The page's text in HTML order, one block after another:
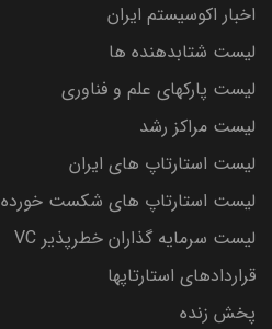
اخبار اکوسیستم ایران
لیست شتابدهنده ها
لیست پارکهای علم و فناوری
لیست مراکز رشد
لیست استارتاپ های ایران
لیست استارتاپ های شکست خورده
لیست سرمایه گذاران خطرپذیر VC
قراردادهای استارتاپها
پخش زنده